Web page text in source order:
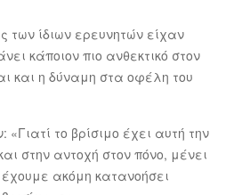
των ίδιων ερευνητών είχαν
κάποιον πιο ανθεκτικό στον
και η δύναμη στα οφέλη του
το βρίσιμο έχει αυτή την
στην αντοχή στον πόνο, μένει
ακόμη κατανοήσει